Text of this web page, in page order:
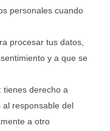
personales cuando
procesar tus datos,
y a que se
tienes derecho a
responsable del
a otro